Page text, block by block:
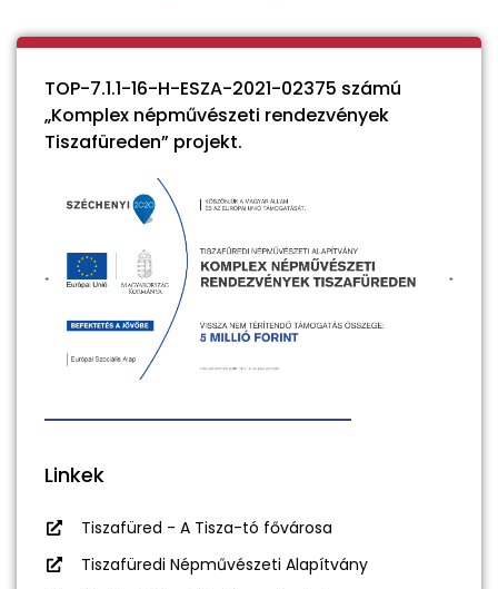
TOP-7.1.1-16-H-ESZA-2021-02375 számú
„Komplex népművészeti rendezvények
Tiszafüreden” projekt.
Linkek
Tiszafüred - A Tisza-tó fővárosa
Tiszafüredi Népművészeti Alapítvány